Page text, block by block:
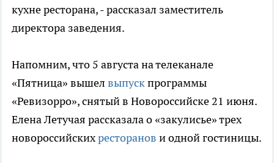
кухне ресторана, - рассказал заместитель
директора заведения.
Напомним, что 5 августа на телеканале
«Пятница» вышел выпускпрограммы
«Ревизорро», снятый в Новороссийске 21 июня.
Елена Летучая рассказала о «закулисье» трех
новороссийскихресторанов и одной гостиницы.